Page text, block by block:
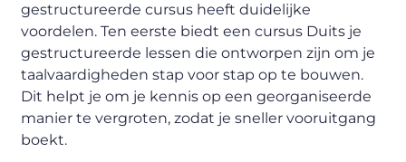
gestructureerde cursus heeft duidelijke
voordelen. Ten eerste biedt een cursus Duits je
gestructureerde lessen die ontworpen zijn om je
taalvaardigheden stap voor stap op te bouwen.
Dit helpt je om je kennis op een georganiseerde
manier te vergroten, zodat je sneller vooruitgang
boekt.